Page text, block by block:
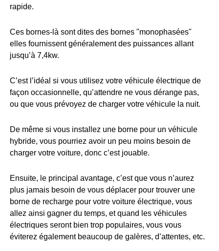
rapide.
Ces bornes-là sont dites des bornes "monophasées"
elles fournissent généralement des puissances allant
jusqu’à 7,4kw.
C’est l’idéal si vous utilisez votre véhicule électrique de
façon occasionnelle, qu’attendre ne vous dérange pas,
ou que vous prévoyez de charger votre véhicule la nuit.
De même si vous installez une borne pour un véhicule
hybride, vous pourriez avoir un peu moins besoin de
charger votre voiture, donc c’est jouable.
Ensuite, le principal avantage, c’est que vous n’aurez
plus jamais besoin de vous déplacer pour trouver une
borne de recharge pour votre voiture électrique, vous
allez ainsi gagner du temps, et quand les véhicules
électriques seront bien trop populaires, vous vous
éviterez également beaucoup de galères, d’attentes, etc.